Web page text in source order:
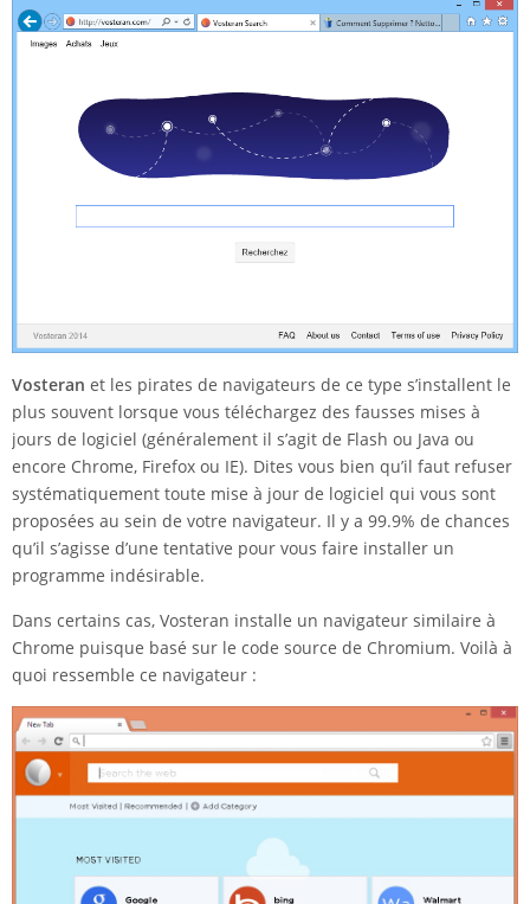
Vosteran et les pirates de navigateurs de ce type s’installent le
plus souvent lorsque vous téléchargez des fausses mises à
jours de logiciel (généralement il s’agit de Flash ou Java ou
encore Chrome, Firefox ou IE). Dites vous bien qu’il faut refuser
systématiquement toute mise à jour de logiciel qui vous sont
proposées au sein de votre navigateur. Il y a 99.9% de chances
qu’il s’agisse d’une tentative pour vous faire installer un
programme indésirable.
Dans certains cas, Vosteran installe un navigateur similaire à
Chrome puisque basé sur le code source de Chromium. Voilà à
quoi ressemble ce navigateur :